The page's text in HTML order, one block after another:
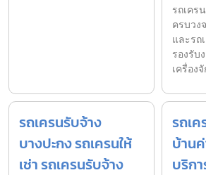
รถเคร
ครบวง
และรถ
รองรับ
เครื่อง
รถเครนรับจ้าง
บางปะกง รถเครนให้
เช่า รถเครนรับจ้าง
รถเ
บ้าน
บริก